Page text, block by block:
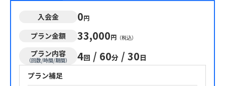
入会金 0円
プラン金額 33,000円 （税込）
プラン内容
（回数/時間/期間） 4回 / 60分 / 30日
プラン補足